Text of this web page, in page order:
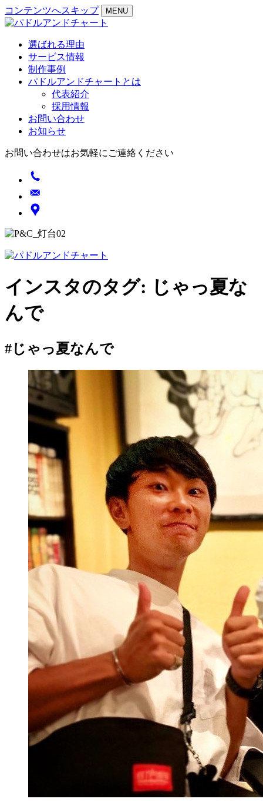
コンテンツへスキップ MENU
選ばれる理由
サービス情報
制作事例
パドルアンドチャートとは
代表紹介
採用情報
お問い合わせ
お知らせ
お問い合わせはお気軽にご連絡ください
インスタのタグ: じゃっ夏な
んで
#じゃっ夏なんで